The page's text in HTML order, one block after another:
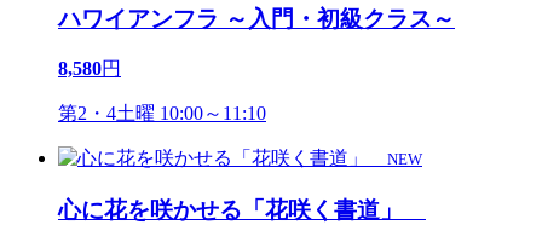
ハワイアンフラ ～入門・初級クラス～
8,580円
第2・4土曜 10:00～11:10
NEW
心に花を咲かせる「花咲く書道」